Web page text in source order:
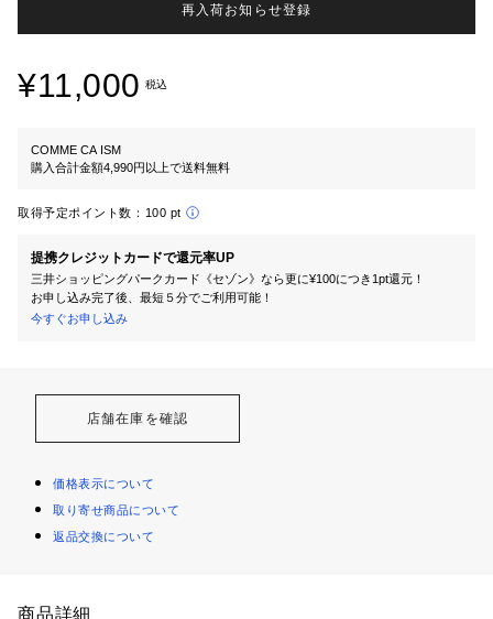
再入荷お知らせ登録
¥11,000 税込
COMME CA ISM
購入合計金額4,990円以上で送料無料
取得予定ポイント数： 100 pt
提携クレジットカードで還元率UP
三井ショッピングパークカード《セゾン》なら更に¥100につき1pt還元！
お申し込み完了後、最短５分でご利用可能！
今すぐお申し込み
店舗在庫を確認
価格表示について
取り寄せ商品について
返品交換について
商品詳細